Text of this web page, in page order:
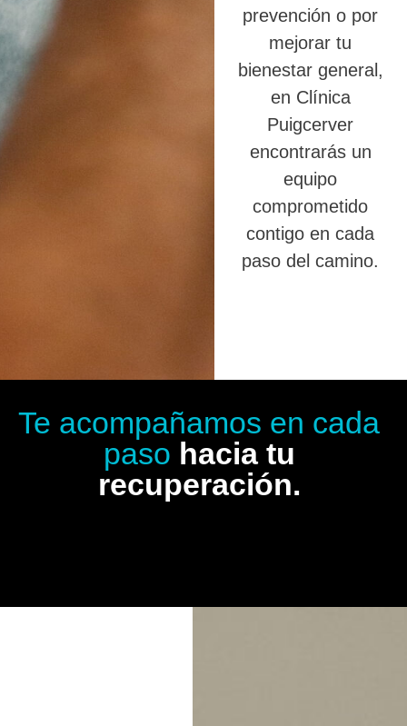
prevención o por
mejorar tu
bienestar general,
en Clínica
Puigcerver
encontrarás un
equipo
comprometido
contigo en cada
paso del camino.
Te acompañamos en cada
paso hacia tu
recuperación.